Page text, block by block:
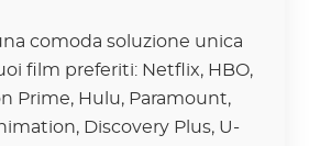
comoda soluzione unica
film preferiti: Netflix, HBO,
Prime, Hulu, Paramount,
Discovery Plus, U-